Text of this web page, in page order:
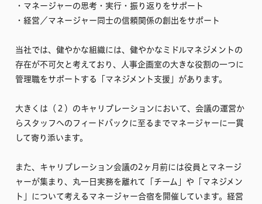
・マネージャーの思考・実行・振り返りをサポート
・経営／マネージャー同士の信頼関係の創出をサポート
当社では、健やかな組織には、健やかなミドルマネジメントの
存在が不可欠と考えており、人事企画室の大きな役割の一つに
管理職をサポートする「マネジメント支援」があります。
大きくは（２）のキャリブレーションにおいて、会議の運営か
らスタッフへのフィードバックに至るまでマネージャーに一貫
して寄り添います。
また、キャリブレーション会議の2ヶ月前には役員とマネージ
ャーが集まり、丸一日実務を離れて「チーム」や「マネジメン
ト」について考えるマネージャー合宿を開催しています。経営